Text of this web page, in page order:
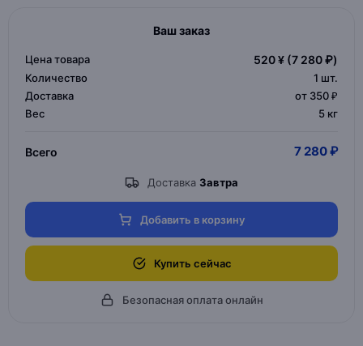
Ваш заказ
Цена товара 520 ¥ (7 280 ₽)
Количество 1 шт.
Доставка
от 350 ₽
Вес
5 кг
Всего 7 280 ₽
Доставка Завтра
Добавить в корзину
Купить сейчас
Безопасная оплата онлайн